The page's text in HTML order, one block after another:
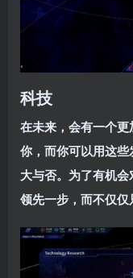
科技
在未来，会有一个
你，而你可以用这
大与否。为了有机
领先一步，而不仅仅